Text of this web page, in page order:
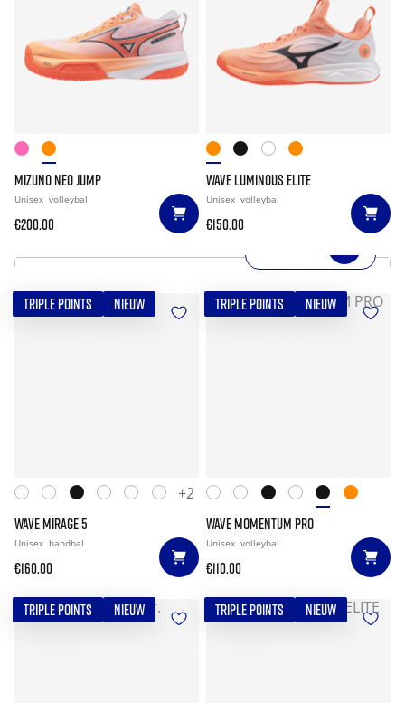
MIZUNO NEO JUMP
Unisex volleybal
€200.00
WAVE LUMINOUS ELITE
Unisex volleybal
€150.00
TRIPLE POINTS NIEUW
+2
WAVE MIRAGE 5
Unisex handbal
€160.00
TRIPLE POINTS NIEUW
WAVE MOMENTUM PRO
Unisex volleybal
€110.00
TRIPLE POINTS NIEUW TRIPLE POINTS NIEUW